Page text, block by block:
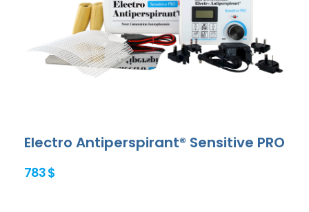
Electro Antiperspirant® Sensitive PRO
783 $